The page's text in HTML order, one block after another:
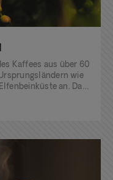
Kaffees aus über 60
wie
an. Das
visuelle und